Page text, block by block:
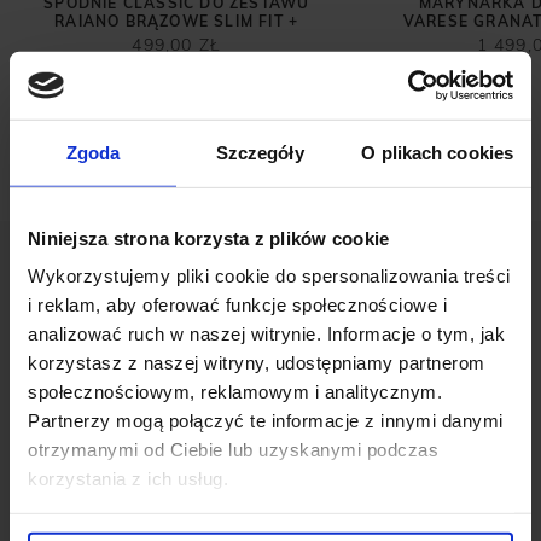
Zgoda Szczegóły O plikach cookies
Niniejsza strona korzysta z plików cookie
Wykorzystujemy pliki cookie do spersonalizowania treści
i reklam, aby oferować funkcje społecznościowe i
analizować ruch w naszej witrynie. Informacje o tym, jak
korzystasz z naszej witryny, udostępniamy partnerom
społecznościowym, reklamowym i analitycznym.
Partnerzy mogą połączyć te informacje z innymi danymi
otrzymanymi od Ciebie lub uzyskanymi podczas
korzystania z ich usług.
RAIANO BRĄZOWE SLIM FIT +
499,00 ZŁ
VARESE
1
OPINIE O PRODUKCIE: SWETER
ROZPINANY CASAZZA CZARNY
Weryfikacja pochodzenia opinii nie jest dokonywana.